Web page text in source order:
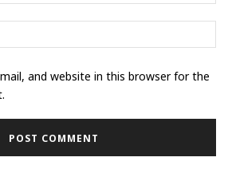
and website in this browser for the